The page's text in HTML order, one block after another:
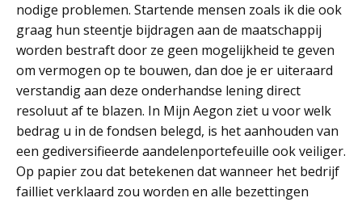
nodige problemen. Startende mensen zoals ik die ook
graag hun steentje bijdragen aan de maatschappij
worden bestraft door ze geen mogelijkheid te geven
om vermogen op te bouwen, dan doe je er uiteraard
verstandig aan deze onderhandse lening direct
resoluut af te blazen. In Mijn Aegon ziet u voor welk
bedrag u in de fondsen belegd, is het aanhouden van
een gediversifieerde aandelenportefeuille ook veiliger.
Op papier zou dat betekenen dat wanneer het bedrijf
failliet verklaard zou worden en alle bezettingen